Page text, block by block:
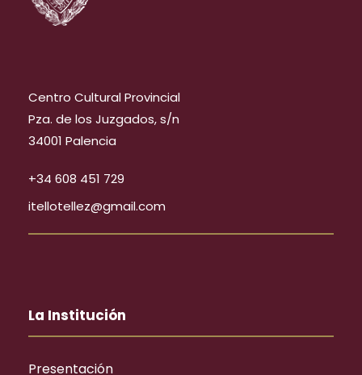
Centro Cultural Provincial
Pza. de los Juzgados, s/n
34001 Palencia
+34 608 451 729
itellotellez@gmail.com
La Institución
Presentación